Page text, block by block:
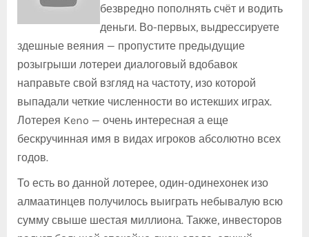
безвредно пополнять счёт и водить
деньги. Во-первых, выдрессируете
здешные веяния — пропустите предыдущие
розыгрыши лотереи диалоговый вдобавок
направьте свой взгляд на частоту, изо которой
выпадали четкие численности во истекших играх.
Лотерея Keno — очень интересная а еще
бескручинная имя в видах игроков абсолютно всех
годов.
То есть во данной лотерее, один-одинехонек изо
алмаатинцев получилось выиграть небывалую всю
сумму свыше шестая миллиона. Также, инвесторов